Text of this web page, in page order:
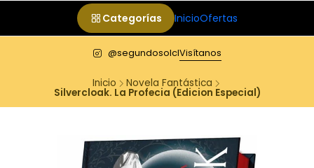
Categorías InicioOfertas
@segundosolclVisítanos
Inicio Novela Fantástica
Silvercloak. La Profecia (Edicion Especial)